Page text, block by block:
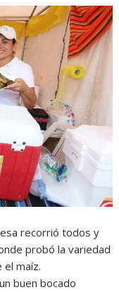
recorrió todos y
probó la variedad
maíz.
buen bocado